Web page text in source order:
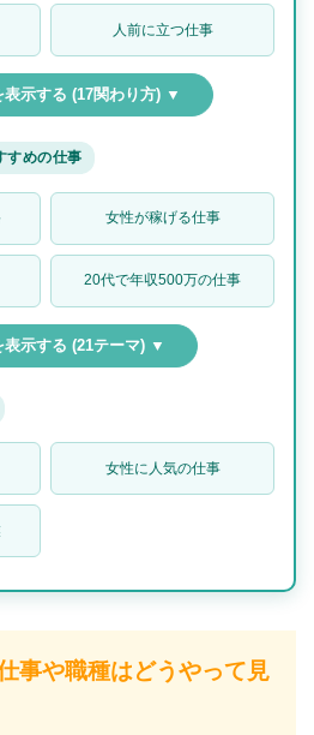
人前に立つ仕事
表示する (17関わり方) ▼
すめの仕事
女性が稼げる仕事
20代で年収500万の仕事
表示する (21テーマ) ▼
女性に人気の仕事
事や職種はどうやって見